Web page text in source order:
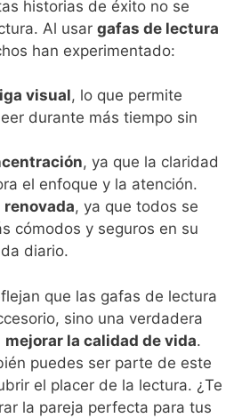
historias de éxito no se
Al usar gafas de lectura
han experimentado:
visual, lo que permite
durante más tiempo sin
, ya que la claridad
el enfoque y la atención.
, ya que todos se
cómodos y seguros en su
diario.
que las gafas de lectura
sino una verdadera
mejorar la calidad de vida.
puedes ser parte de este
el placer de la lectura. ¿Te
la pareja perfecta para tus